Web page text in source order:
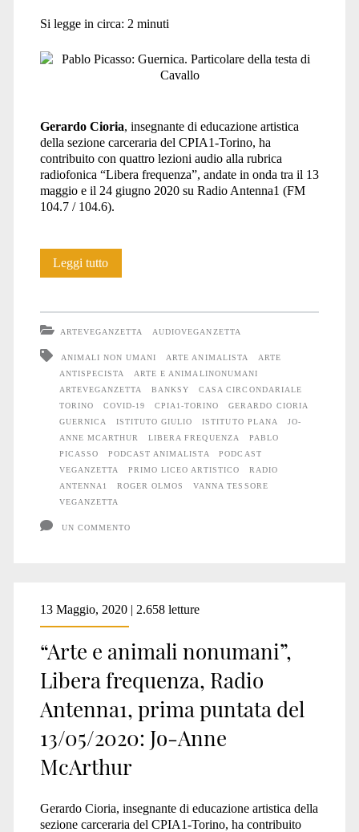
Si legge in circa: 2 minuti
Gerardo Cioria, insegnante di educazione artistica
della sezione carceraria del CPIA1-Torino, ha
contribuito con quattro lezioni audio alla rubrica
radiofonica “Libera frequenza”, andate in onda tra il 13
maggio e il 24 giugno 2020 su Radio Antenna1 (FM
104.7 / 104.6).
Leggi tuttoAlla
animali
non
umani”
ARTEVEGANZETTA AUDIOVEGANZETTA
ANIMALI NON UMANI ARTE ANIMALISTA
ARTE
ANTISPECISTA
ARTE E ANIMALINONUMANI
ARTEVEGANZETTA
BANKSY
CASA CIRCONDARIALE
TORINO
COVID-19 CPIA1-TORINO
GERARDO CIORIA
GUERNICA
ISTITUTO GIULIO ISTITUTO PLANA
JO-
ANNE MCARTHUR
LIBERA FREQUENZA
PABLO
PICASSO
PODCAST ANIMALISTA
PODCAST
VEGANZETTA
PRIMO LICEO ARTISTICO
RADIO
ANTENNA1
ROGER OLMOS
VANNA TESSORE
VEGANZETTA
UN COMMENTO
13 Maggio, 2020 | 2.658 letture
“Arte e animali nonumani”,
Libera frequenza, Radio
Antenna1, prima puntata del
13/05/2020: Jo-Anne
McArthur
Gerardo Cioria, insegnante di educazione artistica della
sezione carceraria del CPIA1-Torino, ha contribuito